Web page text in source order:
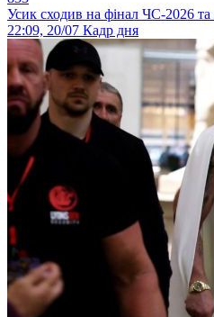
Усик сходив на фінал ЧС-2026
22:09, 20/07 Кадр дня